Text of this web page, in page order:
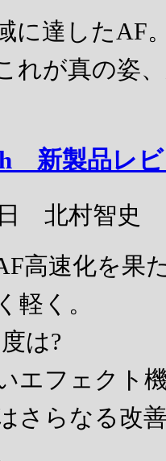
に達したAF
れが真の姿
新製品レビ
北村智史
高速化を果
軽く。
は?
エフェクト
さらなる改